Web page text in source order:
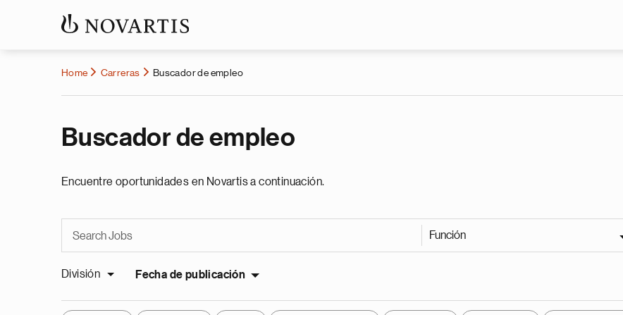
Home Carreras Buscador de empleo
Buscador de empleo
Encuentre oportunidades en Novartis a continuación.
Función
División Fecha de publicación